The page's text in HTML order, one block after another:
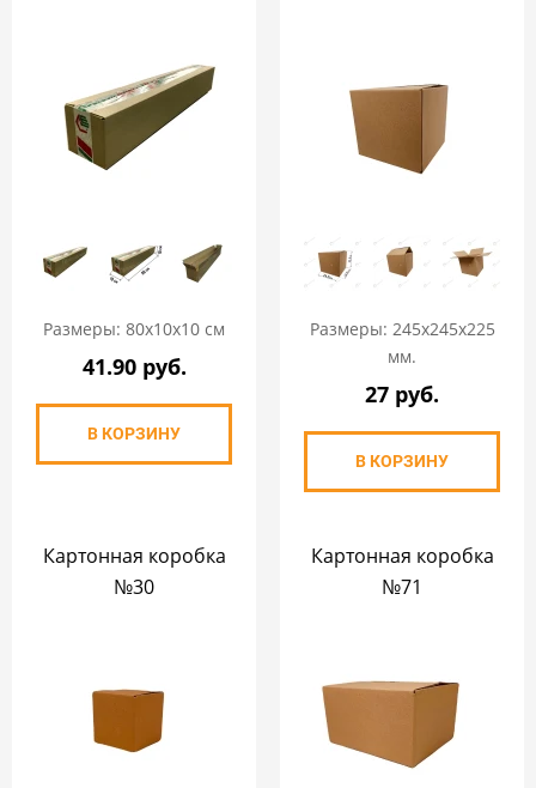
Размеры: 80х10х10 см
41.90 руб.
В КОРЗИНУ
Размеры: 245х245х225
мм.
27 руб.
В КОРЗИНУ
Картонная коробка
№30
Картонная коробка
№71